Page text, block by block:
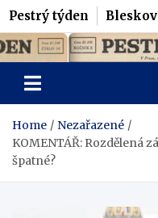
Pestrý týden
Skip
to
content
Pestrý
Home
Nezařazené
KOMENTÁŘ: Rozdělená
špatné?